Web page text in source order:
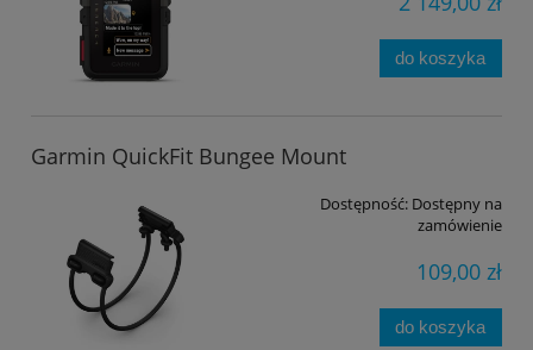
do koszyka
Garmin QuickFit Bungee Mount
Dostępność: Dostępny na
zamówienie
109,00 zł
do koszyka